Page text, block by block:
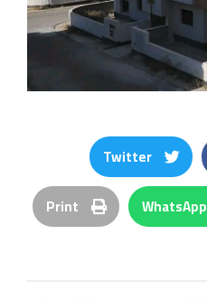
Twitter
WhatsApp
Print